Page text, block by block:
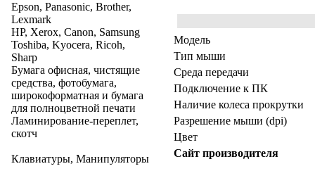
Epson, Panasonic, Brother,
Lexmark
HP, Xerox, Canon, Samsung
Toshiba, Kyocera, Ricoh,
Sharp
Бумага офисная, чистящие
средства, фотобумага,
широкоформатная и бумага
для полноцветной печати
Ламинирование-переплет,
скотч
Клавиатуры, Манипуляторы
Модель
Тип мыши
Среда передачи
Подключение к ПК
Наличие колеса прокрутки
Разрешение мыши (dpi)
Цвет
Сайт производителя